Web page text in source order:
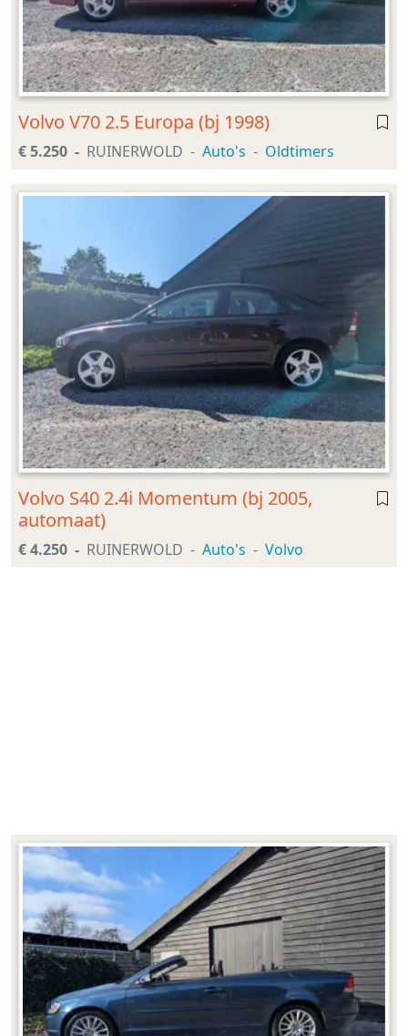
Volvo V70 2.5 Europa (bj 1998)
€ 5.250 RUINERWOLD Auto's Oldtimers
Volvo S40 2.4i Momentum (bj 2005,
automaat)
€ 4.250 RUINERWOLD Auto's Volvo